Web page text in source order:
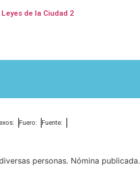
Leyes de la Ciudad 2
Fuero: Fuente:
personas. Nómina publicada.